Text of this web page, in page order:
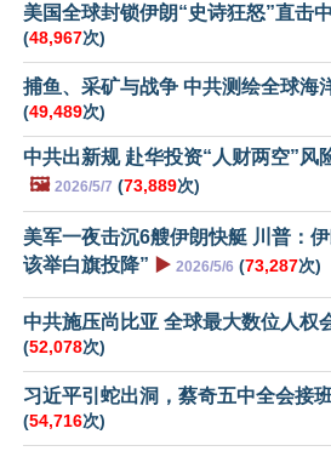
美国全球封锁伊朗“史诗狂怒”直击
(48,967次)
捕鱼、采矿与战争 中共测绘全球海
(49,489次)
中共出新规 赴华投资“人财两空”风
🖼️ 2026/5/7 (73,889次)
美军一夜击沉6艘伊朗快艇 川普：
该举白旗投降” ▶️ 2026/5/6 (73,287次)
中共施压尚比亚 全球最大数位人权
(52,078次)
习近平引蛇出洞，蔡奇五中全会接
(54,716次)